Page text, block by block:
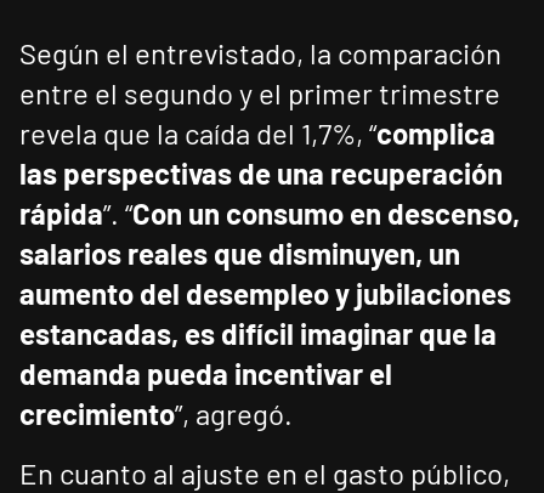
Según el entrevistado, la comparación
entre el segundo y el primer trimestre
revela que la caída del 1,7%, “complica
las perspectivas de una recuperación
rápida”. “Con un consumo en descenso,
salarios reales que disminuyen, un
aumento del desempleo y jubilaciones
estancadas, es difícil imaginar que la
demanda pueda incentivar el
crecimiento”, agregó.
En cuanto al ajuste en el gasto público,